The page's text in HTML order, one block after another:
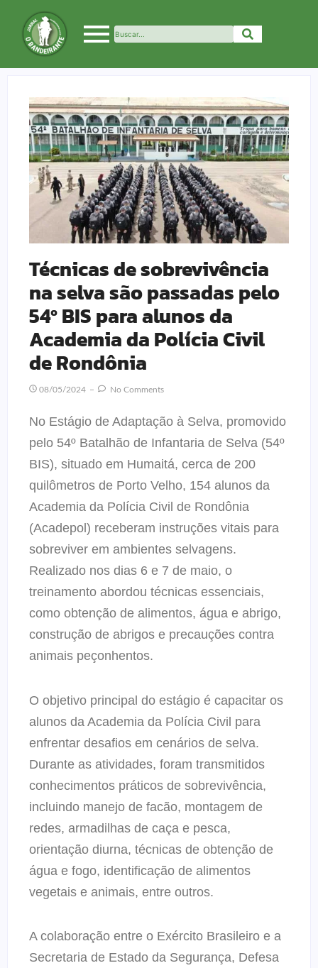
Técnicas de sobrevivência
na selva são passadas pelo
54º BIS para alunos da
Academia da Polícia Civil
de Rondônia
08/05/2024 No Comments
No Estágio de Adaptação à Selva, promovido
pelo 54º Batalhão de Infantaria de Selva (54º
BIS), situado em Humaitá, cerca de 200
quilômetros de Porto Velho, 154 alunos da
Academia da Polícia Civil de Rondônia
(Acadepol) receberam instruções vitais para
sobreviver em ambientes selvagens.
Realizado nos dias 6 e 7 de maio, o
treinamento abordou técnicas essenciais,
como obtenção de alimentos, água e abrigo,
construção de abrigos e precauções contra
animais peçonhentos.
O objetivo principal do estágio é capacitar os
alunos da Academia da Polícia Civil para
enfrentar desafios em cenários de selva.
Durante as atividades, foram transmitidos
conhecimentos práticos de sobrevivência,
incluindo manejo de facão, montagem de
redes, armadilhas de caça e pesca,
orientação diurna, técnicas de obtenção de
água e fogo, identificação de alimentos
vegetais e animais, entre outros.
A colaboração entre o Exército Brasileiro e a
Secretaria de Estado da Segurança, Defesa